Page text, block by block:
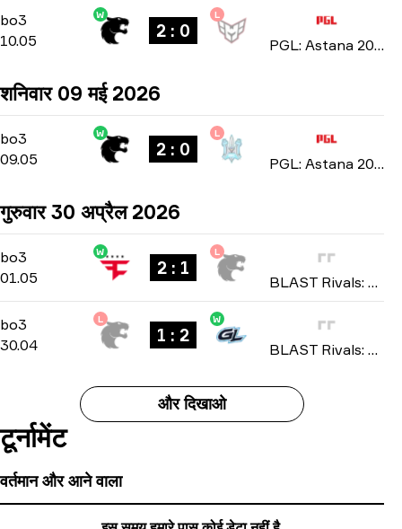
bo3 Group Stage-bo3
10.05
W
2 : 0
L
PGL: Astana 2026
शनिवार 09 मई 2026
bo3 Group Stage-bo3
09.05
W
2 : 0
L
PGL: Astana 2026
गुरुवार 30 अप्रैल 2026
bo3 -bo3
01.05
W
2 : 1
L
BLAST Rivals: Spring 2026
bo3 -bo3
30.04
L
1 : 2
W
BLAST Rivals: Spring 2026
और दिखाओ
टूर्नामेंट
वर्तमान और आने वाला